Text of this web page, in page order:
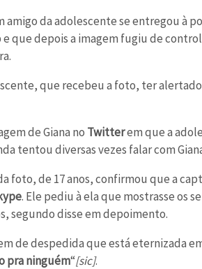
amigo da adolescente se entregou à
que depois a imagem fugiu de
que recebeu a foto, ter
de Giana no Twitterem que a
tentou diversas vezes falar com
de 17 anos, confirmou que a
. Ele pediu à ela que mostrasse os
segundo disse em depoimento.
de despedida que está eternizada
pra ninguém“[sic].